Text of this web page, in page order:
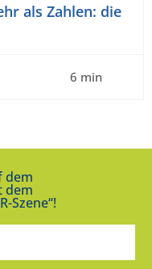
als Zahlen: die
6 min
dem
dem
Szene“!